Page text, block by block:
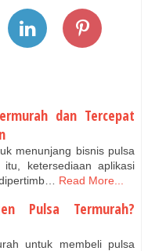
dan Tercepat
menunjang bisnis pulsa
ketersediaan aplikasi
Read More...
Pulsa Termurah?
untuk membeli pulsa